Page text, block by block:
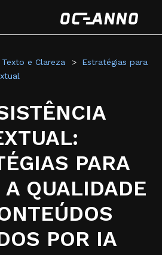
e Clareza
Estratégias para
PARA
QUALIDADE
POR IA